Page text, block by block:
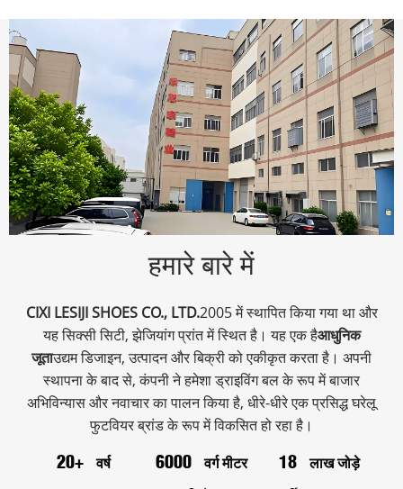
हमारे बारे में
CIXI LESIJI SHOES CO., LTD.2005 में स्थापित किया गया था और
यह सिक्सी सिटी, झेजियांग प्रांत में स्थित है। यह एक हैआधुनिक
जूताउद्यम डिजाइन, उत्पादन और बिक्री को एकीकृत करता है। अपनी
स्थापना के बाद से, कंपनी ने हमेशा ड्राइविंग बल के रूप में बाजार
अभिविन्यास और नवाचार का पालन किया है, धीरे-धीरे एक प्रसिद्ध घरेलू
फुटवियर ब्रांड के रूप में विकसित हो रहा है।
20+ वर्ष 6000 वर्ग मीटर 18 लाख जोड़े